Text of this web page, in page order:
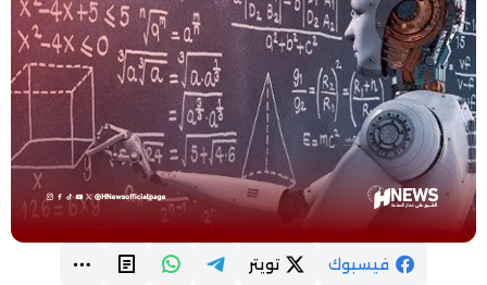
فيسبوك تويتر